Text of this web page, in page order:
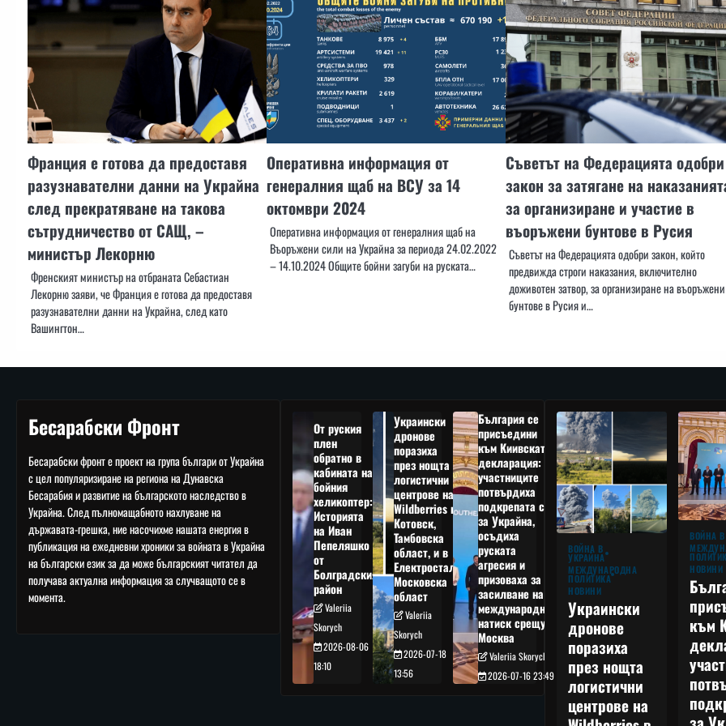
Франция е готова да предоставя
разузнавателни данни на Украйна
след прекратяване на такова
сътрудничество от САЩ, –
министър Лекорню
Френският министър на отбраната Себастиан
Лекорню заяви, че Франция е готова да предоставя
разузнавателни данни на Украйна, след като
Вашингтон…
Оперативна информация от
генералния щаб на ВСУ за 14
октомври 2024
Оперативна информация от генералния щаб на
Въоръжени сили на Украйна за периода 24.02.2022
– 14.10.2024 Общите бойни загуби на руската…
Съветът на Федерацията одобри
закон за затягане на
за организиране и участие в
въоръжени бунтове в Русия
Съветът на Федерацията одобри закон, който
предвижда строги наказания, включително
доживотен затвор, за организиране на въоръжени
бунтове в Русия и…
Бесарабски Фронт
Бесарабски фронт е проект на група българи от Украйна
с цел популяризиране на региона на Дунавска
Бесарабия и развитие на българското наследство в
Украйна. След пълномащабното нахлуване на
държавата-грешка, ние насочихме нашата енергия в
публикация на ежедневни хроники за войната в Украйна
на български език за да може българският читател да
получава актуална информация за случващото се в
момента.
От руския
плен
обратно в
кабината на
бойния
хеликоптер:
Историята
на Иван
Пепеляшко
от
Болградския
район
Valeriia
Skorych
2026-08-06
18:10
Украински
дронове
поразиха
през нощта
логистични
центрове на
Wildberries в
Котовск,
Тамбовска
област, и в
Електростал,
Московска
област
Valeriia
Skorych
2026-07-18
13:56
България се
присъедини
към Киивската
декларация:
участниците
потвърдиха
подкрепата си
за Украйна,
осъдиха
руската
агресия и
призоваха за
засилване на
международния
натиск срещу
Москва
Valeriia Skorych
2026-07-16 23:49
ВОЙНА В
УКРАЙНА
МЕЖДУНАРОДНА
ПОЛИТИКА
НОВИНИ
Украински
дронове
поразиха
през нощта
логистични
центрове на
ВОЙНА
НОВИНИ
към